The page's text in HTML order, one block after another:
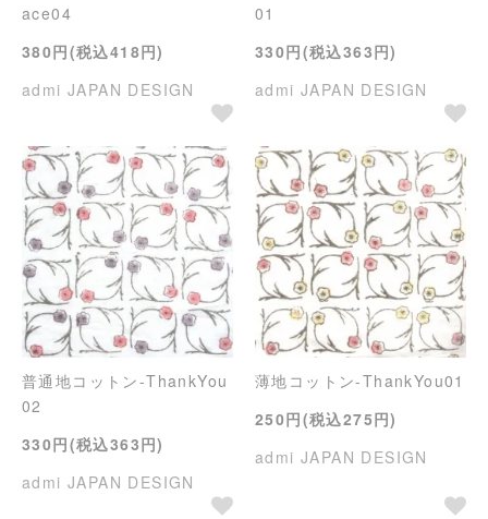
ace04
380円(税込418円)
admi JAPAN DESIGN
01
330円(税込363円)
admi JAPAN DESIGN
普通地コットン-ThankYou
02
330円(税込363円)
admi JAPAN DESIGN
薄地コットン-ThankYou01
250円(税込275円)
admi JAPAN DESIGN